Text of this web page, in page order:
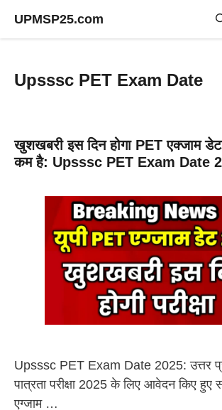
UPMSP25.com
Upsssc PET Exam Date
खुशखबरी इस दिन होगा PET एक्जाम
कम है: Upsssc PET Exam Date
Upsssc PET Exam Date 2025: उत्तर
पात्रता परीक्षा 2025 के लिए आवेदन किए हुए
एग्जाम …